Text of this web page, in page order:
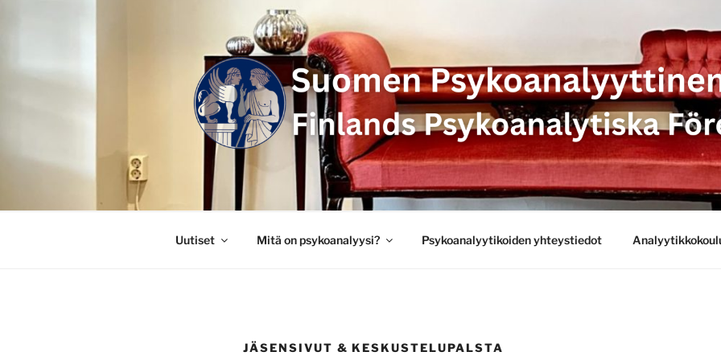
SUOMEN
FINLANDS PSYKOANALYTISKA
Uutiset Mitä on psykoanalyysi? Psykoanalyytikoiden yhteystiedot
JÄSENSIVUT & KESKUSTELUPALSTA